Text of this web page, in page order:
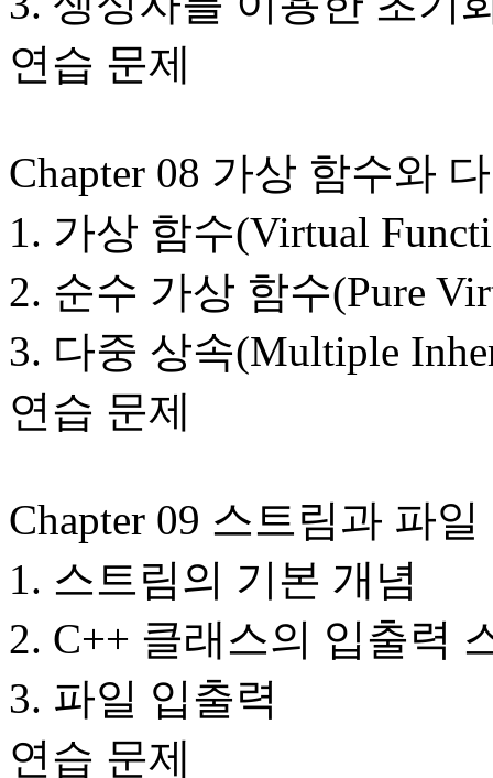
연습 문제
Chapter 08 가상 함수와
1. 가상 함수(Virtual
2. 순수 가상 함수(Pure
3. 다중 상속(Multiple
연습 문제
Chapter 09 스트림과 파
1. 스트림의 기본 개념
2. C++ 클래스의 입출력
3. 파일 입출력
연습 문제